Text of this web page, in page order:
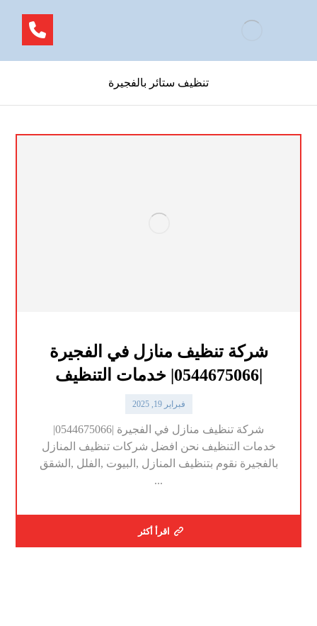
تنظيف ستائر بالفجيرة
شركة تنظيف منازل في الفجيرة
|0544675066| خدمات التنظيف
فبراير 19, 2025
خدمات التنظيف نحن افضل شركات تنظيف المنازل
بالفجيرة نقوم بتنظيف المنازل ,البيوت ,الفلل ,الشقق
...
اقرأ أكثر